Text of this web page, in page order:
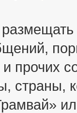
прочих
страны,